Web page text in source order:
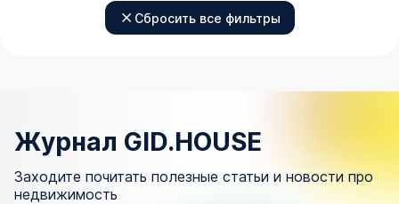
Сбросить все фильтры
Журнал GID.HOUSE
Заходите почитать полезные статьи и новости про
недвижимость